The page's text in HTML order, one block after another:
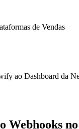
de Vendas
ao Dashboard da
Webhooks